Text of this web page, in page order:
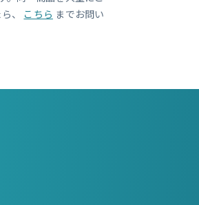
、
こちら までお問い